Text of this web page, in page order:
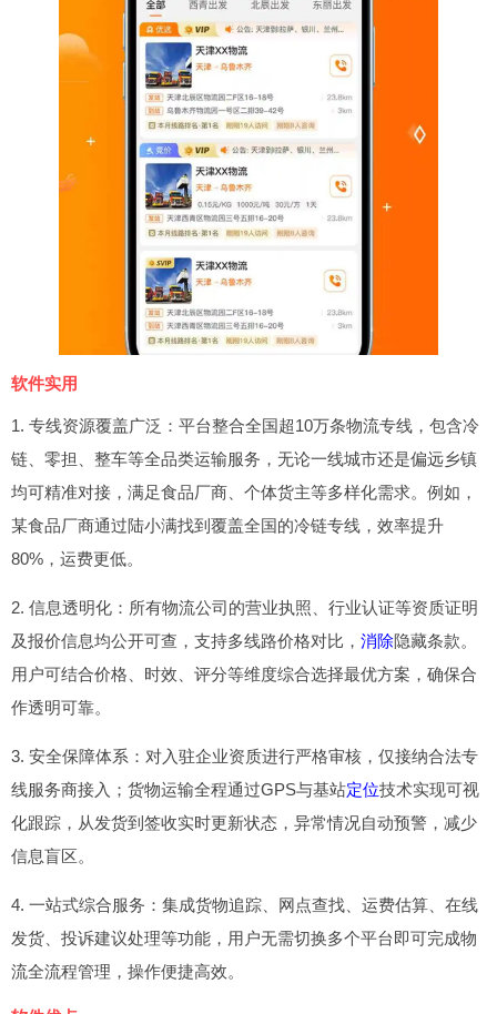
软件实用
1. 专线资源覆盖广泛：平台整合全国超10万条物流专线，包含冷
链、零担、整车等全品类运输服务，无论一线城市还是偏远乡镇
均可精准对接，满足食品厂商、个体货主等多样化需求。例如，
某食品厂商通过陆小满找到覆盖全国的冷链专线，效率提升
80%，运费更低。
2. 信息透明化：所有物流公司的营业执照、行业认证等资质证明
及报价信息均公开可查，支持多线路价格对比， 消除隐藏条款。
用户可结合价格、时效、评分等维度综合选择最优方案，确保合
作透明可靠。
3. 安全保障体系：对入驻企业资质进行严格审核，仅接纳合法专
线服务商接入；货物运输全程通过GPS与基站定位技术实现可视
化跟踪，从发货到签收实时更新状态，异常情况自动预警，减少
信息盲区。
4. 一站式综合服务：集成货物追踪、网点查找、运费估算、在线
发货、投诉建议处理等功能，用户无需切换多个平台即可完成物
流全流程管理，操作便捷高效。